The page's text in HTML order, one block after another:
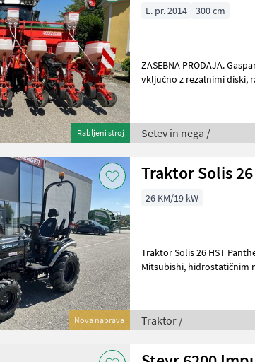
Rabljeni stroj
L. pr. 2014 300 cm
ZASEBNA PRODAJA. Gaspardo MTE-R 300,
vključno z rezalnimi diski, razpršilnikom gnojila, osvetlitvijo s
Setev in nega /
Nova naprava
Traktor Solis
26 KM/19 kW
Traktor Solis 26 HST Panther z 26 PS 3-valjnim
Mitsubishi, hidrostatičnim menjalnikom, HST menjalnik (2 stopnji),
Traktor /